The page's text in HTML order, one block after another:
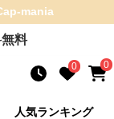
mania
料
0 0
人気ランキング